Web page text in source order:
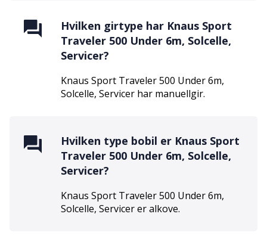
Hvilken girtype har Knaus Sport
Traveler 500 Under 6m, Solcelle,
Servicer?
Knaus Sport Traveler 500 Under 6m,
Solcelle, Servicer har manuellgir.
Hvilken type bobil er Knaus Sport
Traveler 500 Under 6m, Solcelle,
Servicer?
Knaus Sport Traveler 500 Under 6m,
Solcelle, Servicereralkove.